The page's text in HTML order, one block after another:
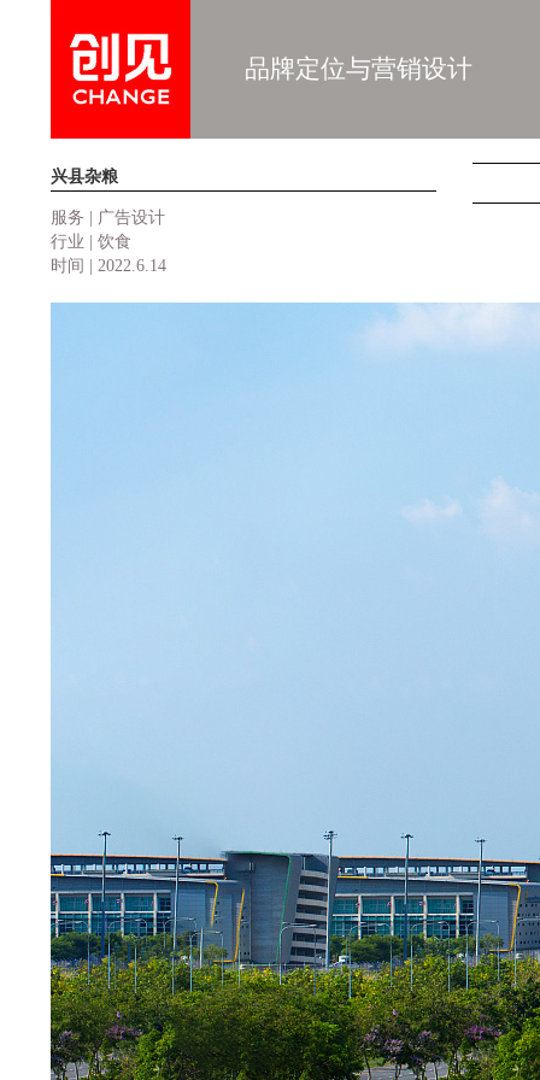
品牌定位与营销设计
兴县杂粮
服务 | 广告设计
行业 | 饮食
时间 | 2022.6.14